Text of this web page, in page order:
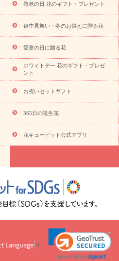
ペットのお供えフラワー
お盆（新
し お見舞い
お取り寄せギフト
植物 ミディ胡蝶蘭
プリザーブ
す アレンジメント 花束
スタ
やみ 胡蝶蘭 胡蝶蘭・花鉢
蝶蘭・お供え
世界初の青色胡蝶蘭
肉植物
プリザーブドフラワー
花とセットギフト
セミオーダー
-）
花とみどりのeギフト
ピンク イエローオレンジ
レッ
トルコキキョウ
お祝い・4000円～
お祝い・
お祝い・ 10000円～
お供え・お
ナー
お祝いを贈るときのマナー・
いコラム一覧
誕生日のお花を「色
いの予算相場
出産祝いお役立ち情
お祝い花のマナー総まとめ
職
正解は？
開店祝いの花 選び方ガイ
敬老の日 花のギフト・プレゼント
喪中見舞い・冬のお供えに贈る花
愛妻の日に贈る花
ホワイトデー 花のギフト・プレゼ
ント
お祝いセットギフト
365日の誕生花
花キューピット公式アプリ
Language ▼